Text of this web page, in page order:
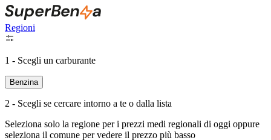
Regioni
1 - Scegli un carburante
Benzina
2 - Scegli se cercare intorno a te o dalla lista
Seleziona solo la regione per i prezzi medi regionali di oggi oppure
seleziona il comune per vedere il prezzo più basso